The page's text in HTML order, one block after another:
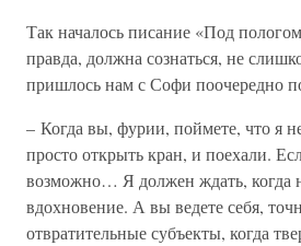
Так началось писание «Под
правда, должна сознаться, не
пришлось нам с Софи поочередно
– Когда вы, фурии, поймете, что я
просто открыть кран, и поехали.
возможно… Я должен ждать, когда
вдохновение. А вы ведете себя,
отвратительные субъекты, когда